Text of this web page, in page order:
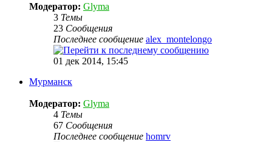
Модератор: Glyma
3 Темы
23 Сообщения
Последнее сообщение alex_montelongo
01 дек 2014, 15:45
Мурманск
Модератор: Glyma
4 Темы
67 Сообщения
Последнее сообщение homrv